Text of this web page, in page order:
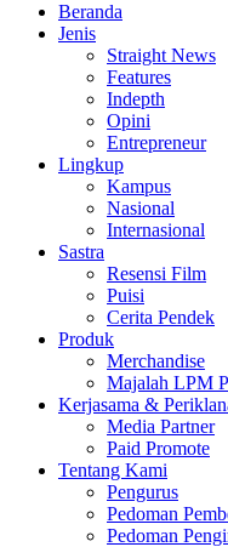
Beranda
Jenis
Straight News
Features
Indepth
Opini
Entrepreneur
Lingkup
Kampus
Nasional
Internasional
Sastra
Resensi Film
Puisi
Cerita Pendek
Produk
Merchandise
Majalah LPM
Kerjasama &
Media Partner
Paid Promote
Tentang Kami
Pengurus
Pedoman
Pedoman